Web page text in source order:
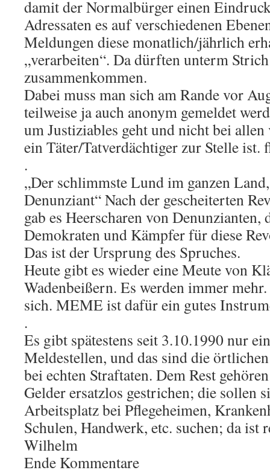
damit der Normalbürger einen
Adressaten es auf verschiedenen
Meldungen diese monatlich/jährlich
„verarbeiten“. Da dürften unterm
zusammenkommen.
Dabei muss man sich am Rande vor
teilweise ja auch anonym gemeldet
um Justiziables geht und nicht bei allen
ein Täter/Tatverdächtiger zur Stelle ist.
.
„Der schlimmste Lund im ganzen
Denunziant“ Nach der gescheiterten
gab es Heerscharen von Denunzianten,
Demokraten und Kämpfer für diese
Das ist der Ursprung des Spruches.
Heute gibt es wieder eine Meute von
Wadenbeißern. Es werden immer
sich. MEME ist dafür ein gutes
.
Es gibt spätestens seit 3.10.1990 nur
Meldestellen, und das sind die
bei echten Straftaten. Dem Rest
Gelder ersatzlos gestrichen; die sollen
Arbeitsplatz bei Pflegeheimen,
Schulen, Handwerk, etc. suchen; da ist
Wilhelm
Ende Kommentare